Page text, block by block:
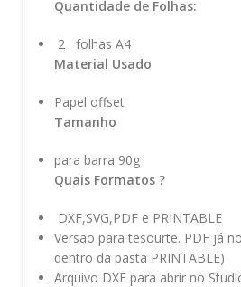
Quantidade de Folhas:
2 folhas A4
Material Usado
Papel offset
Tamanho
para barra 90g
Quais Formatos ?
DXF,SVG,PDF e PRINTABLE
Versão para tesourte. PDF já
dentro da pasta PRINTABLE)
Arquivo DXF para abrir no